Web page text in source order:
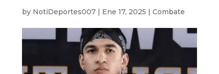
by NotiDeportes007| Ene 17, 2025 | Combate